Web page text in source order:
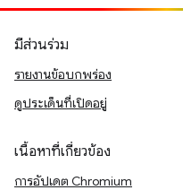
มีส่วนร่วม
รายงานข้อบกพร่อง
ดูประเด็นที่เปิดอยู่
เนื้อหาที่เกี่ยวข้อง
การอัปเดต Chromium